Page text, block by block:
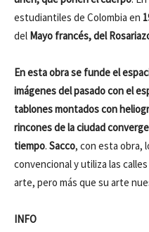
estudiantiles de Colombia en
del Mayo francés, del
En esta obra se funde el
imágenes del pasado con el
tablones montados con
rincones de la ciudad
tiempo. Sacco, con esta obra,
convencional y utiliza las
arte, pero más que su arte
INFO